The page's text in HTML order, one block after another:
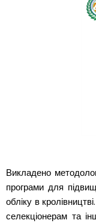
Викладено
програми для
обліку в
селекціонерам та